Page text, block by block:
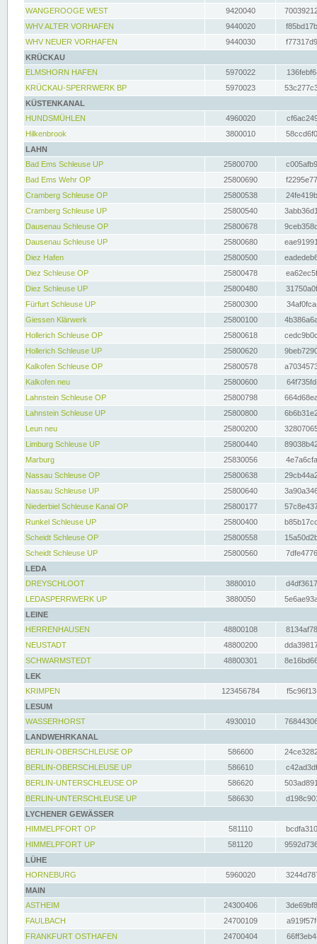
WANGEROOGE WEST
9420040
WHV ALTER VORHAFEN
9440020
WHV NEUER VORHAFEN
9440030
KRÜCKAU
ELMSHORN HAFEN
5970022
KRÜCKAU-SPERRWERK BP
5970023
KÜSTENKANAL
HUNDSMÜHLEN
4960020
Hilkenbrook
3800010
LAHN
Bad Ems Schleuse UP
25800700
Bad Ems Wehr OP
25800690
Cramberg Schleuse OP
25800538
Cramberg Schleuse UP
25800540
Dausenau Schleuse OP
25800678
Dausenau Schleuse UP
25800680
Diez Hafen
25800500
Diez Schleuse OP
25800478
Diez Schleuse UP
25800480
Fürfurt Schleuse UP
25800300
Giessen Klärwerk
25800100
Hollerich Schleuse OP
25800618
Hollerich Schleuse UP
25800620
Kalkofen Schleuse OP
25800578
Kalkofen neu
25800600
Lahnstein Schleuse OP
25800798
Lahnstein Schleuse UP
25800800
Leun neu
25800200
Limburg Schleuse UP
25800440
Marburg
25830056
Nassau Schleuse OP
25800638
Nassau Schleuse UP
25800640
Niederbiel Schleuse Kanal OP
25800177
Runkel Schleuse UP
25800400
Scheidt Schleuse OP
25800558
Scheidt Schleuse UP
25800560
LEDA
DREYSCHLOOT
3880010
LEDASPERRWERK UP
3880050
LEINE
HERRENHAUSEN
48800108
NEUSTADT
48800200
SCHWARMSTEDT
48800301
LEK
KRIMPEN
123456784
LESUM
WASSERHORST
4930010
LANDWEHRKANAL
BERLIN-OBERSCHLEUSE OP
586600
BERLIN-OBERSCHLEUSE UP
586610
BERLIN-UNTERSCHLEUSE OP
586620
BERLIN-UNTERSCHLEUSE UP
586630
LYCHENER GEWÄSSER
HIMMELPFORT OP
581110
HIMMELPFORT UP
581120
LÜHE
HORNEBURG
5960020
MAIN
ASTHEIM
24300406
FAULBACH
24700109
FRANKFURT OSTHAFEN
24700404